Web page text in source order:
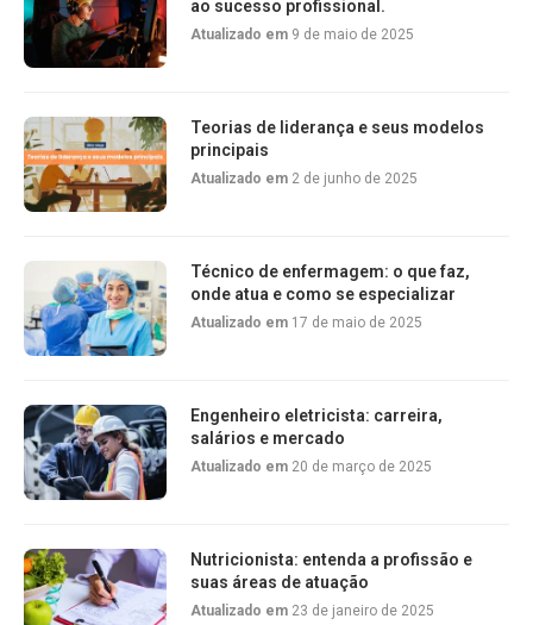
ao sucesso profissional.
Atualizado em 9 de maio de 2025
Teorias de liderança e seus modelos
principais
Atualizado em 2 de junho de 2025
Técnico de enfermagem: o que faz,
onde atua e como se especializar
Atualizado em 17 de maio de 2025
Engenheiro eletricista: carreira,
salários e mercado
Atualizado em 20 de março de 2025
Nutricionista: entenda a profissão e
suas áreas de atuação
Atualizado em 23 de janeiro de 2025